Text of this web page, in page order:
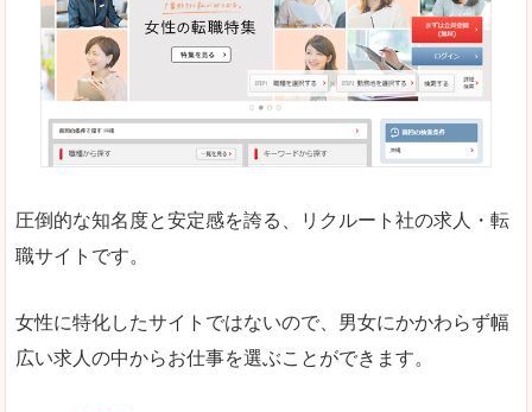
悪いところ
求人の掲載数が少ないです。
求人の掲載情報の文字が小さめで、少し見づらい
詳しい説明
女性でエンジニア職への転職をお考えの方は、こ
エンジニア職の求人においては、ほかにない専門
圧倒的な知名度と安定感を誇る、リクルート社の求人・転
職サイトです。
女性に特化したサイトではないので、男女にかかわらず幅
広い求人の中からお仕事を選ぶことができます。